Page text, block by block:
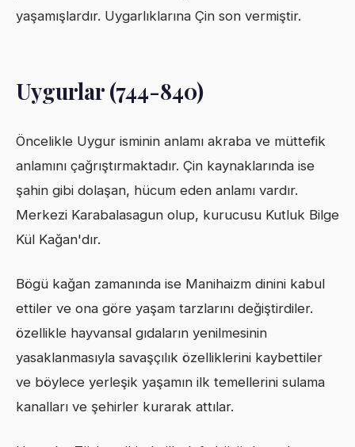
yaşamışlardır. Uygarlıklarına Çin son vermiştir.
Uygurlar (744-840)
Öncelikle Uygur isminin anlamı akraba ve müttefik
anlamını çağrıştırmaktadır. Çin kaynaklarında ise
şahin gibi dolaşan, hücum eden anlamı vardır.
Merkezi Karabalasagun olup, kurucusu Kutluk Bilge
Kül Kağan'dır.
Bögü kağan zamanında ise Manihaizm dinini kabul
ettiler ve ona göre yaşam tarzlarını değiştirdiler.
özellikle hayvansal gıdaların yenilmesinin
yasaklanmasıyla savaşçılık özelliklerini kaybettiler
ve böylece yerleşik yaşamın ilk temellerini sulama
kanalları ve şehirler kurarak attılar.